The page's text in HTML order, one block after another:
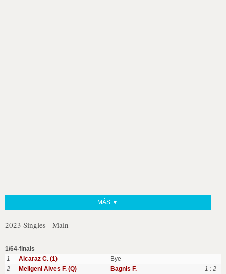
MÁS ▼
2023 Singles - Main
1/64-finals
1
Alcaraz C. (1)
Bye
2
Meligeni Alves F. (Q) Bagnis F.
1 : 2